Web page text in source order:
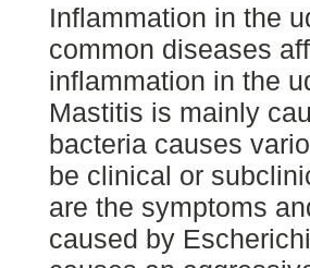
Inflammation in the
common diseases
inflammation in the
Mastitis is mainly
bacteria causes
be clinical or
are the symptoms
caused by